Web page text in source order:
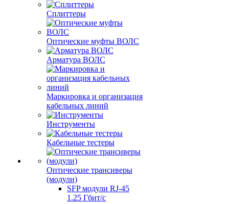
Сплиттеры
Оптические муфты ВОЛС
Арматура ВОЛС
Маркировка и организация
кабельных линий
Инструменты
Кабельные тестеры
Оптические трансиверы
(модули)
SFP модули RJ-45
1.25 Гбит/c